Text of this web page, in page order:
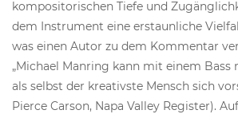
kompositorischen Tiefe und
dem Instrument eine erstaunliche
was einen Autor zu dem Kommentar
„Michael Manring kann mit einem Bass
als selbst der kreativste Mensch sich
Pierce Carson, Napa Valley Register).